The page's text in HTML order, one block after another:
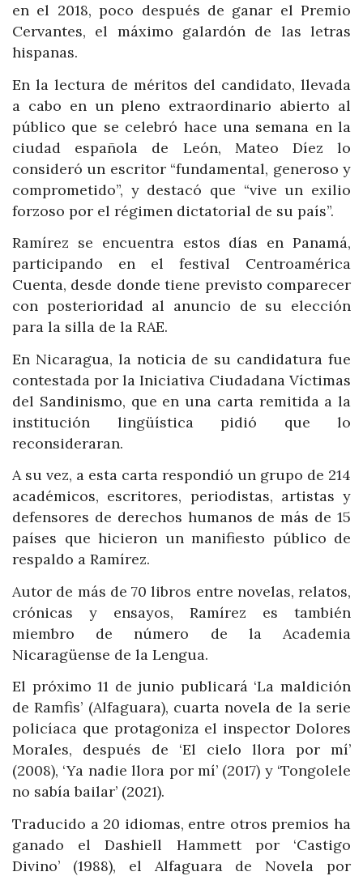
en el 2018, poco después de ganar el Premio
Cervantes, el máximo galardón de las letras
hispanas.
En la lectura de méritos del candidato, llevada
a cabo en un pleno extraordinario abierto al
público que se celebró hace una semana en la
ciudad española de León, Mateo Díez lo
consideró un escritor “fundamental, generoso y
comprometido”, y destacó que “vive un exilio
forzoso por el régimen dictatorial de su país”.
Ramírez se encuentra estos días en Panamá,
participando en el festival Centroamérica
Cuenta, desde donde tiene previsto comparecer
con posterioridad al anuncio de su elección
para la silla de la RAE.
En Nicaragua, la noticia de su candidatura fue
contestada por la Iniciativa Ciudadana Víctimas
del Sandinismo, que en una carta remitida a la
institución lingüística pidió que lo
reconsideraran.
A su vez, a esta carta respondió un grupo de 214
académicos, escritores, periodistas, artistas y
defensores de derechos humanos de más de 15
países que hicieron un manifiesto público de
respaldo a Ramírez.
Autor de más de 70 libros entre novelas, relatos,
crónicas y ensayos, Ramírez es también
miembro de número de la Academia
Nicaragüense de la Lengua.
El próximo 11 de junio publicará ‘La maldición
de Ramfis’ (Alfaguara), cuarta novela de la serie
policíaca que protagoniza el inspector Dolores
Morales, después de ‘El cielo llora por mí’
(2008), ‘Ya nadie llora por mí’ (2017) y ‘Tongolele
no sabía bailar’ (2021).
Traducido a 20 idiomas, entre otros premios ha
ganado el Dashiell Hammett por ‘Castigo
Divino’ (1988), el Alfaguara de Novela por